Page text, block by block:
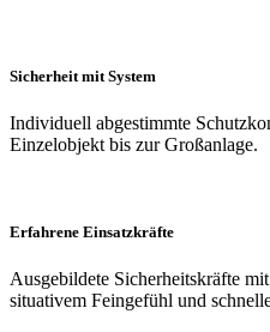
Sicherheit mit System
Individuell abgestimmte
Einzelobjekt bis zur Großanlage.
Erfahrene Einsatzkräfte
Ausgebildete Sicherheitskräfte
situativem Feingefühl und